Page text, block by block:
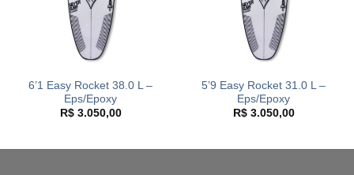
6’1 Easy Rocket 38.0 L –
Eps/Epoxy
R$3.050,00
5’9 Easy Rocket 31.0 L –
Eps/Epoxy
R$3.050,00